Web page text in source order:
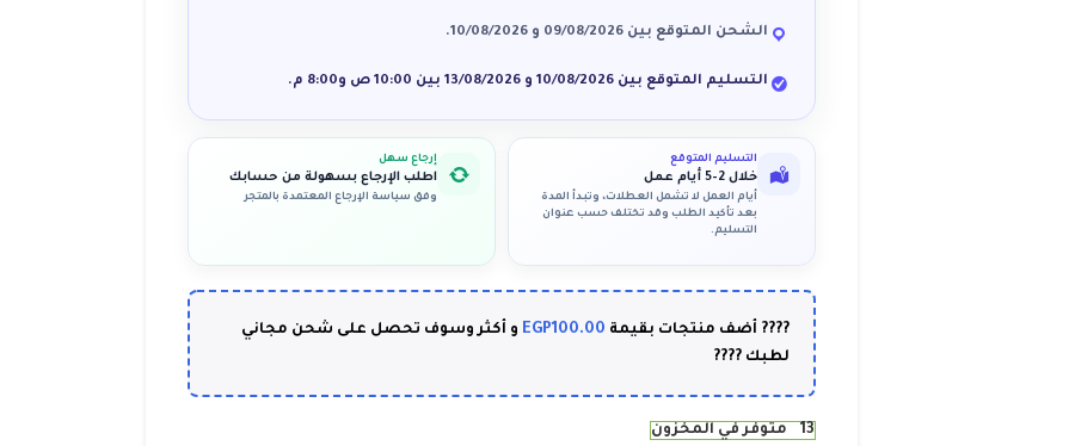
الشحن المتوقع بين 09/08/2026 و 10/08/2026.
التسليم المتوقع بين 10/08/2026 و 13/08/2026 بين 10:00 ص و8:00 م.
التسليم المتوقع
خلال 2–5 أيام عمل
أيام العمل لا تشمل العطلات، وتبدأ المدة
بعد تأكيد الطلب وقد تختلف حسب عنوان
التسليم.
إرجاع سهل
اطلب الإرجاع بسهولة من حسابك
وفق سياسة الإرجاع المعتمدة بالمتجر
???? أضف منتجات بقيمة EGP100.00
و أكثر وسوف تحصل على شحن مجاني
لطبك ????
13 متوفر في المخزون